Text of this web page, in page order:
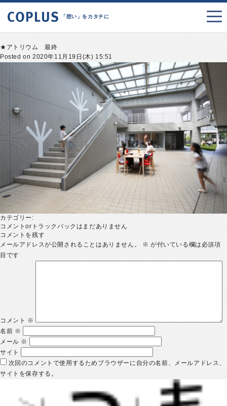
「想い」をカタチに
★アトリウム 最終
Posted on 2020年11月19日(木) 15:51
カテゴリー:
コメントorトラックバックはまだありません
コメントを残す
メールアドレスが公開されることはありません。
※ が付いている欄は必須項
目です
コメント ※
名前 ※
メール ※
サイト
次回のコメントで使用するためブラウザーに自分の名前、メールアドレス、
サイトを保存する。